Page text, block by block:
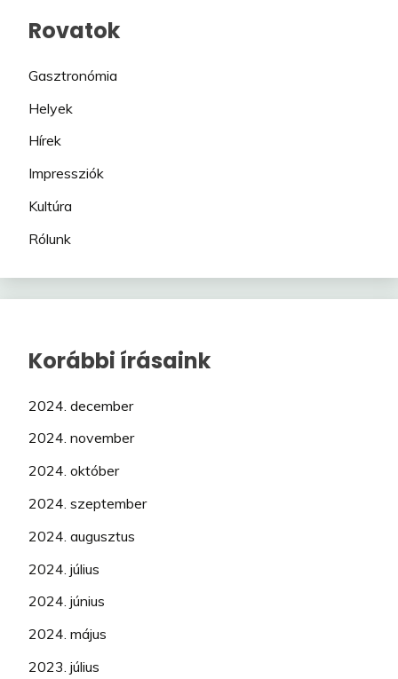
Rovatok
Gasztronómia
Helyek
Hírek
Impressziók
Kultúra
Rólunk
Korábbi írásaink
2024. december
2024. november
2024. október
2024. szeptember
2024. augusztus
2024. július
2024. június
2024. május
2023. július